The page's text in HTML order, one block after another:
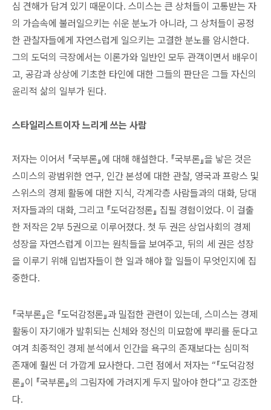
심 견해가 담겨 있기 때문이다. 스미스는 큰 상처들이 고통받는 자
의 가슴속에 불러일으키는 쉬운 분노가 아니라, 그 상처들이 공정
한 관찰자들에게 자연스럽게 일으키는 고결한 분노를 암시한다.
그의 도덕의 극장에서는 이론가와 일반인 모두 관객이면서 배우이
고, 공감과 상상에 기초한 타인에 대한 그들의 판단은 그들 자신의
윤리적 삶의 일부가 된다.
스타일리스트이자 느리게 쓰는 사람
저자는 이어서 『국부론』에 대해 해설한다. 『국부론』을 낳은 것은
스미스의 광범위한 연구, 인간 본성에 대한 관찰, 영국과 프랑스 및
스위스의 경제 활동에 대한 지식, 각계각층 사람들과의 대화, 당대
저자들과의 대화, 그리고 『도덕감정론』 집필 경험이었다. 이 걸출
한 저작은 2부 5권으로 이루어졌다. 첫 두 권은 상업사회의 경제
성장을 자연스럽게 이끄는 원칙들을 보여주고, 뒤의 세 권은 성장
을 이루기 위해 입법자들이 한 일과 해야 할 일들이 무엇인지에 집
중한다.
『국부론』은 『도덕감정론』과 밀접한 관련이 있는데, 스미스는 경제
활동이 자기애가 발휘되는 신체와 정신의 미묘함에 뿌리를 둔다고
여겨 최종적인 경제 분석에서 인간을 욕구의 존재보다는 심미적
존재에 훨씬 더 가깝게 묘사한다. 그런 점에서 저자는 “『도덕감정
론』이 『국부론』의 그림자에 가려지게 두지 말아야 한다”고 강조한
다.